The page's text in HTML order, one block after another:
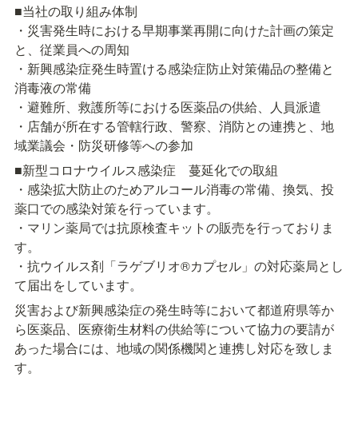
■当社の取り組み体制
・災害発生時における早期事業再開に向けた計画の策定
と、従業員への周知
・新興感染症発生時置ける感染症防止対策備品の整備と
消毒液の常備
・避難所、救護所等における医薬品の供給、人員派遣
・店舗が所在する管轄行政、警察、消防との連携と、地
域業議会・防災研修等への参加
■新型コロナウイルス感染症　蔓延化での取組
・感染拡大防止のためアルコール消毒の常備、換気、投
薬口での感染対策を行っています。
・マリン薬局では抗原検査キットの販売を行っておりま
す。
・抗ウイルス剤「ラゲブリオ®カプセル」の対応薬局とし
て届出をしています。
災害および新興感染症の発生時等において都道府県等か
ら医薬品、医療衛生材料の供給等について協力の要請が
あった場合には、地域の関係機関と連携し対応を致しま
す。